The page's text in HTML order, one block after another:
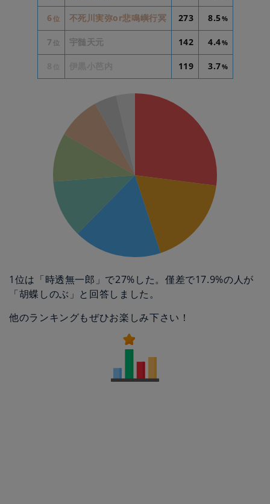
6位 不死川実弥or悲鳴嶼行冥 273 8.5%
7 位 宇髄天元 142 4.4%
119 3.7%
1位は「時透無一郎」で27%した。僅差で17.9%の人が
「胡蝶しのぶ」と回答しました。
他のランキングもぜひお楽しみ下さい！